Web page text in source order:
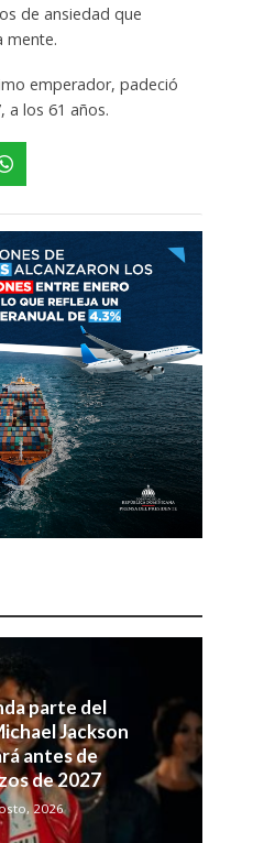
de ansiedad que
mente.
emperador, padeció
a los 61 años.
parte del
Jackson
antes de
de 2027
2026